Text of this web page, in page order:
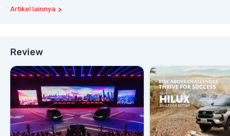
Artikel lainnya
Review